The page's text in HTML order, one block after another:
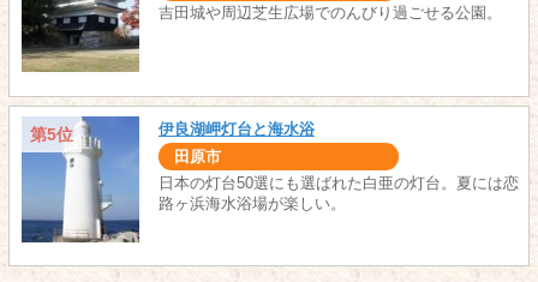
吉田城や周辺芝生広場でのんびり過ごせる公園。
第5位 伊良湖岬灯台と海水浴
田原市
日本の灯台50選にも選ばれた白亜の灯台。夏には恋
路ヶ浜海水浴場が楽しい。